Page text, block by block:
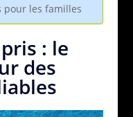
pour les familles
: le
des